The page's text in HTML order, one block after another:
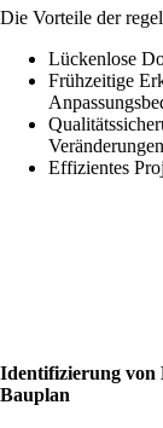
Die Vorteile der
Lückenlose
Frühzeitige
Veränderungen
Effizientes
Identifizierung von
Bauplan